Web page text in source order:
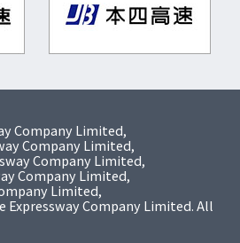
Company Limited,
Company Limited,
Company Limited,
Company Limited,
Limited,
Expressway Company Limited. All